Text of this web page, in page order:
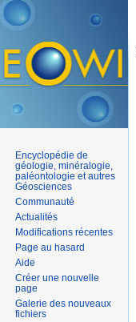
Encyclopédie de
géologie, minéralogie,
paléontologie et autres
Géosciences
Communauté
Actualités
Modifications récentes
Page au hasard
Aide
Créer une nouvelle
page
Galerie des nouveaux
fichiers